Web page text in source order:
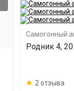
Самогонный
Родник 4,
2 отзыва